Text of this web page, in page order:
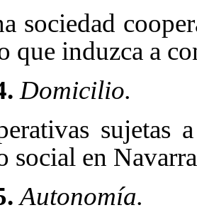
sociedad
que induzca a
Domicilio.
sujetas
social en
Autonomía.